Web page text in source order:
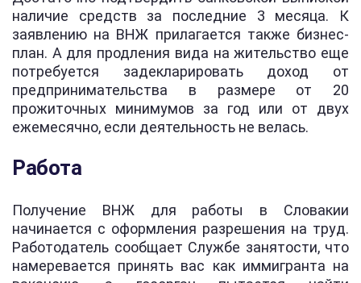
наличие средств за последние 3 месяца. К
заявлению на ВНЖ прилагается также бизнес-
план. А для продления вида на жительство еще
потребуется задекларировать доход от
предпринимательства в размере от 20
прожиточных минимумов за год или от двух
ежемесячно, если деятельность не велась.
Работа
Получение ВНЖ для работы в Словакии
начинается с оформления разрешения на труд.
Работодатель сообщает Службе занятости, что
намеревается принять вас как иммигранта на